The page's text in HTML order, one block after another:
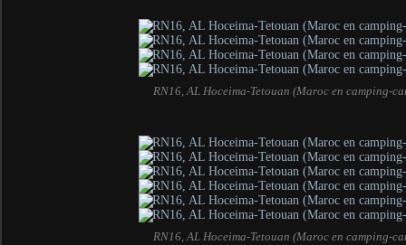
RN16, AL Hoceima-Tetouan (Maroc en camping-
RN16, AL Hoceima-Tetouan (Maroc en camping-